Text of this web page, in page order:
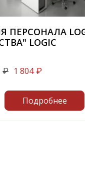
ПЕРСОНАЛА
LOGIC
₽ 1 804 ₽
Подробнее